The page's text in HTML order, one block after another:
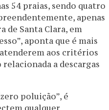
54 praias, sendo quatro
apenas
de Santa Clara, em
aponta que é mais
aos critérios
a descargas
poluição”, é